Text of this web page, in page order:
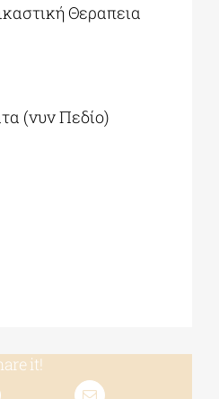
Θεραπεια
(νυν Πεδίο)
it!